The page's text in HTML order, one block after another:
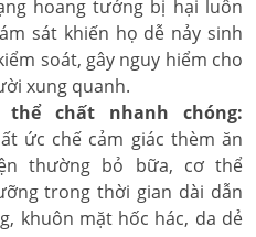
hoang tưởng bị hại luôn
sát khiến họ dễ nảy sinh
soát, gây nguy hiểm cho
xung quanh.
chất nhanh chóng:
ức chế cảm giác thèm ăn
thường bỏ bữa, cơ thể
trong thời gian dài dẫn
khuôn mặt hốc hác, da dẻ